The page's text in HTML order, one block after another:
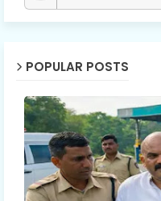
POPULAR POSTS